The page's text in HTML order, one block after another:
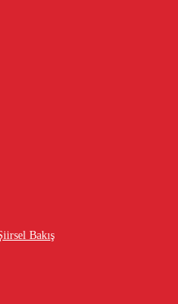
Bakış